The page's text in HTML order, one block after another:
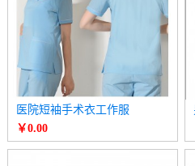
医院短袖手术衣工作服
￥0.00